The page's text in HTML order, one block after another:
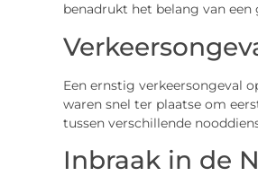
benadrukt het belang van
Een ernstig verkeersongeval
waren snel ter plaatse om
tussen verschillende
Inbraak in de